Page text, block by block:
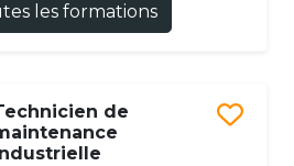
les formations
de